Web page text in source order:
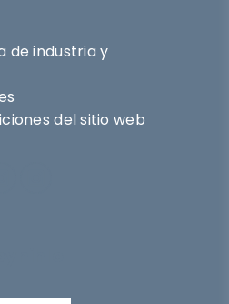
de industria y
del sitio web